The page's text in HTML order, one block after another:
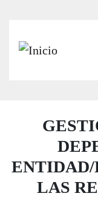
ENTIDAD/
LAS